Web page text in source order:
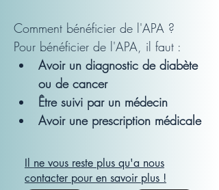
Comment bénéficier de l'APA ?
Pour bénéficier de l'APA, il faut :
Avoir un diagnostic de diabète
ou de cancer
Être suivi par un médecin
Avoir une prescription médicale
Il ne vous reste plus qu'a nous
contacter pour en savoir plus !